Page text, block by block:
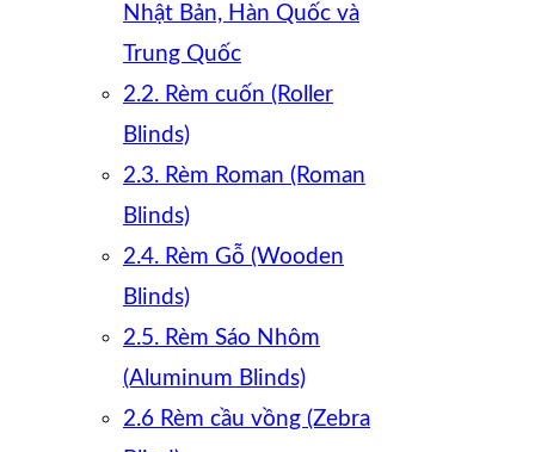
Nhật Bản, Hàn Quốc và
Trung Quốc
2.2. Rèm cuốn (Roller
Blinds)
2.3. Rèm Roman (Roman
Blinds)
2.4. Rèm Gỗ (Wooden
Blinds)
2.5. Rèm Sáo Nhôm
(Aluminum Blinds)
2.6 Rèm cầu vồng (Zebra